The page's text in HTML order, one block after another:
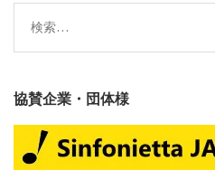
検
索:
協賛企業・団体様